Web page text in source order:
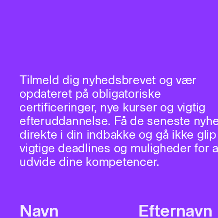
Tilmeld dig nyhedsbrevet og vær
opdateret på obligatoriske
certificeringer, nye kurser og vigtig
efteruddannelse. Få de seneste
direkte i din indbakke og gå ikke
vigtige deadlines og muligheder for
udvide dine kompetencer.